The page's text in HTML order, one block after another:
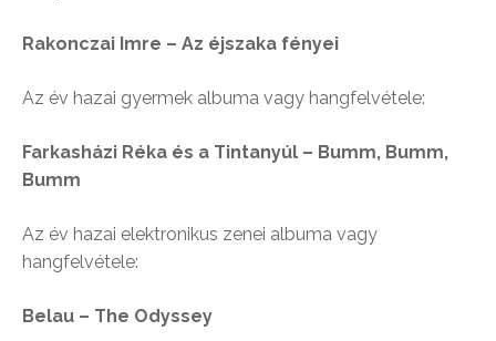
Rakonczai Imre – Az éjszaka fényei
Az év hazai gyermek albuma vagy hangfelvétele:
Farkasházi Réka és a Tintanyúl – Bumm, Bumm,
Bumm
Az év hazai elektronikus zenei albuma vagy
hangfelvétele:
Belau – The Odyssey